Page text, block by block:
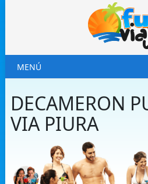
MENÚ
DECAMERON
VIA PIURA